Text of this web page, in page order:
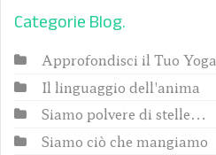
Categorie Blog
Approfondisci il Tuo Yoga
Il linguaggio dell'anima
Siamo polvere di stelle...
Siamo ciò che mangiamo